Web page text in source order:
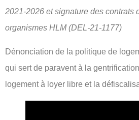
2021-2026 et signature des contrats
organismes HLM (DEL-21-1177)
Dénonciation de la politique de
qui sert de paravent à la
logement à loyer libre et la